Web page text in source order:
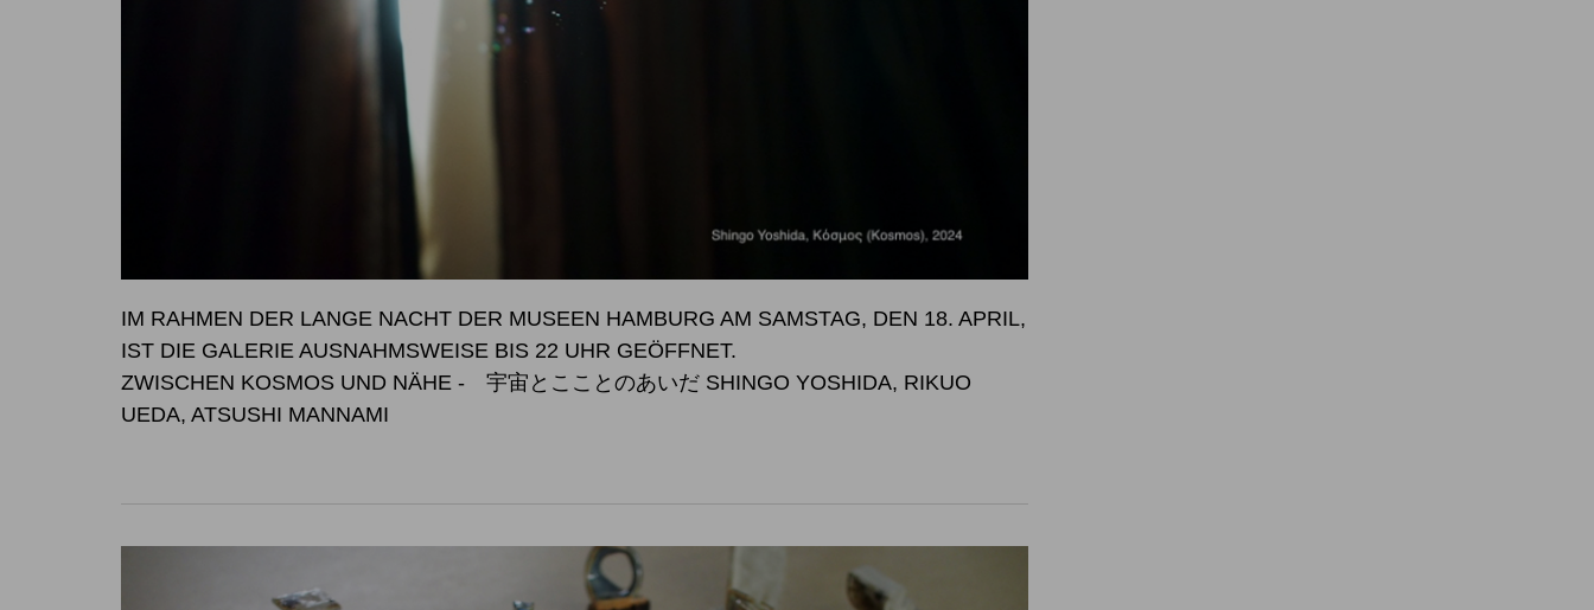
IM RAHMEN DER LANGE NACHT DER MUSEEN HAMBURG AM SAMSTAG, DEN 18. APRIL,
IST DIE GALERIE AUSNAHMSWEISE BIS 22 UHR GEÖFFNET.
ZWISCHEN KOSMOS UND NÄHE - 宇宙とこことのあいだ SHINGO YOSHIDA, RIKUO
UEDA, ATSUSHI MANNAMI